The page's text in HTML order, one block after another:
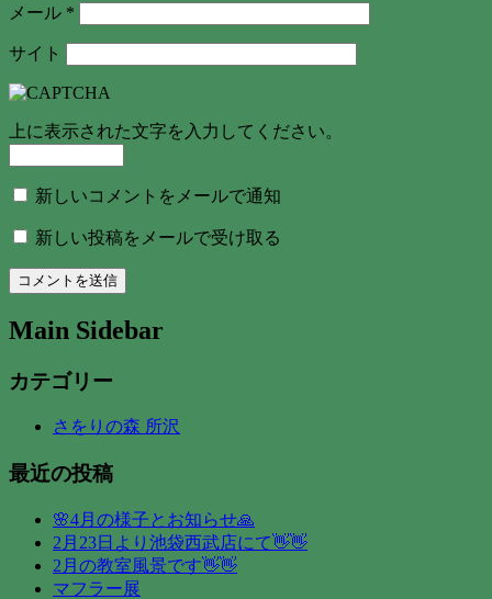
メール *
サイト
上に表示された文字を入力してください。
新しいコメントをメールで通知
新しい投稿をメールで受け取る
Main Sidebar
カテゴリー
さをりの森 所沢
最近の投稿
🌸4月の様子とお知らせ🙏
2月23日より池袋西武店にて👋👋
2月の教室風景です👋👋
マフラー展